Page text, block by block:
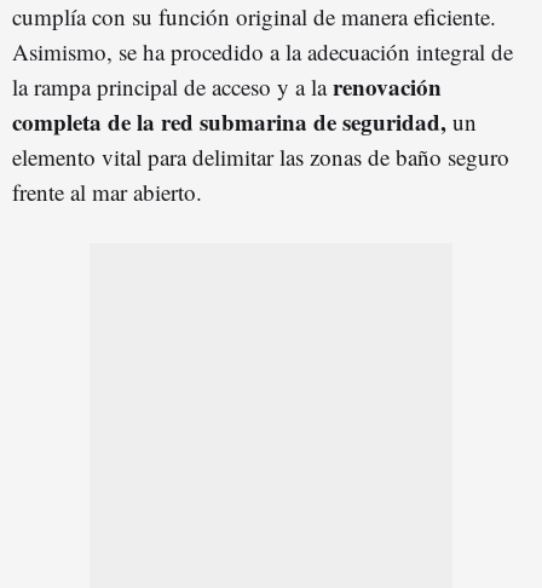
cumplía con su función original de manera eficiente.
Asimismo, se ha procedido a la adecuación integral de
la rampa principal de acceso y a larenovación
completa de la red submarina de seguridad, un
elemento vital para delimitar las zonas de baño seguro
frente al mar abierto.